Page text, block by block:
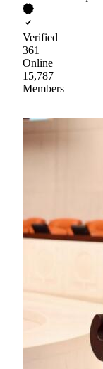
Verified
361
Online
15,787
Members